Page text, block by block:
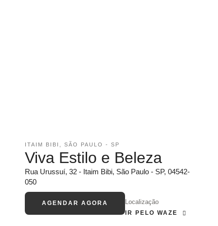
ITAIM BIBI, SÃO PAULO - SP
Viva Estilo e Beleza
Rua Urussuí, 32 - Itaim Bibi, São Paulo - SP, 04542-
050
AGENDAR AGORA Localização
IR PELO WAZE